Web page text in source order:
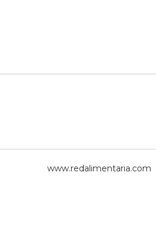
www.redalimentaria.com